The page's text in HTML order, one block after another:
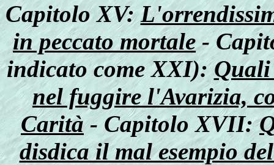
Capitolo XV:
in peccato mortale-
indicato come XXI):Quali
nel fuggire l'Avarizia,
Carità- Capitolo XVII:
disdica il mal esempio